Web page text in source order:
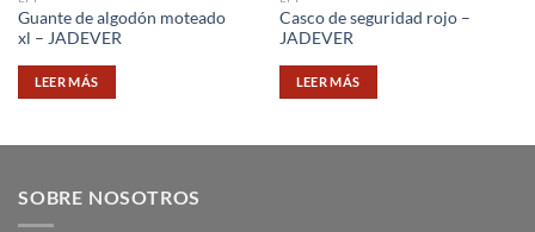
Guante de algodón moteado
xl – JADEVER
LEER MÁS
Casco de seguridad rojo –
JADEVER
LEER MÁS
SOBRE NOSOTROS